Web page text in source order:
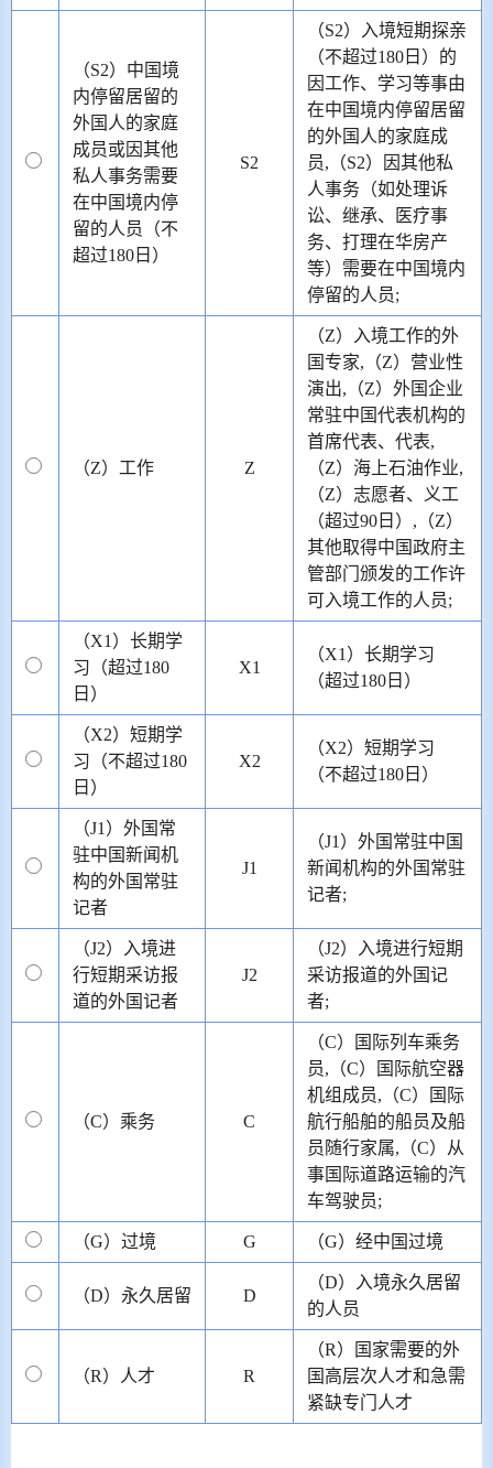
（S2）中国境
内停留居留的
外国人的家庭
成员或因其他
私人事务需要
在中国境内停
留的人员（不
超过180日）
S2
（S2）入境短期探亲
（不超过180日）的
因工作、学习等事由
在中国境内停留居留
的外国人的家庭成
员,（S2）因其他私
人事务（如处理诉
讼、继承、医疗事
务、打理在华房产
等）需要在中国境内
停留的人员;
（Z）工作 Z
（Z）入境工作的外
国专家,（Z）营业性
演出,（Z）外国企业
常驻中国代表机构的
首席代表、代表,
（Z）海上石油作业,
（Z）志愿者、义工
（超过90日）,（Z）
其他取得中国政府主
管部门颁发的工作许
可入境工作的人员;
（X1）长期学
习（超过180
日）
X1
（X1）长期学习
（超过180日）
（X2）短期学
习（不超过180
日）
X2
（X2）短期学习
（不超过180日）
（J1）外国常
驻中国新闻机
构的外国常驻
记者
J1
（J1）外国常驻中国
新闻机构的外国常驻
记者;
（J2）入境进
行短期采访报
道的外国记者
J2
（J2）入境进行短期
采访报道的外国记
者;
（C）乘务 C
（C）国际列车乘务
员,（C）国际航空器
机组成员,（C）国际
航行船舶的船员及船
员随行家属,（C）从
事国际道路运输的汽
车驾驶员;
（G）过境 G （G）经中国过境
（D）永久居留 D
（D）入境永久居留
的人员
（R）人才 R
（R）国家需要的外
国高层次人才和急需
紧缺专门人才